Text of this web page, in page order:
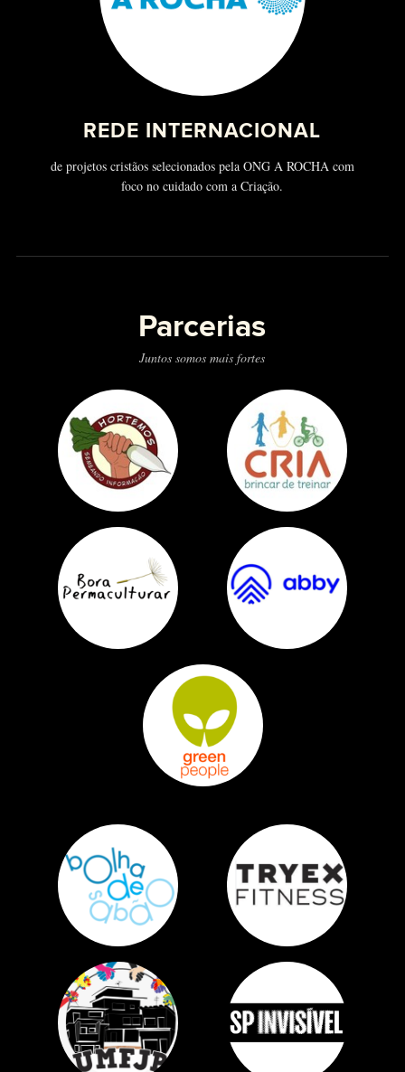
REDE INTERNACIONAL
de projetos cristãos selecionados pela ONG A ROCHA com
foco no cuidado com a Criação.
Parcerias
Juntos somos mais fortes